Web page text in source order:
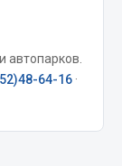
автопарков.
64-16 ·